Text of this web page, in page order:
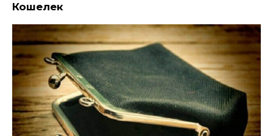
Кошелек